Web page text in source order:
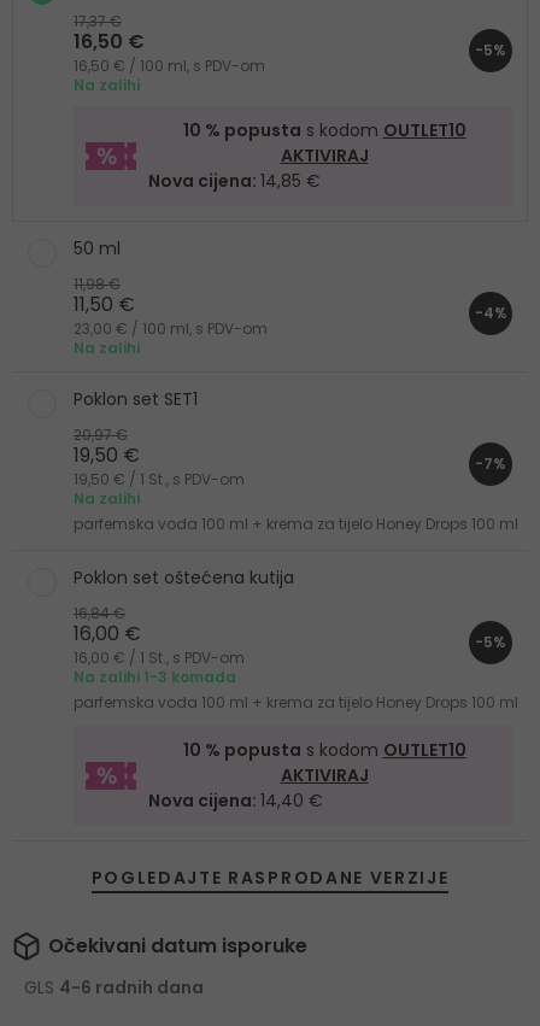
17,37 €
16,50 €
16,50 € / 100 ml, s PDV-om
Na zalihi
-5%
10 % popusta s kodom OUTLET10
AKTIVIRAJ
Nova cijena: 14,85 €
50 ml
11,98 €
11,50 €
23,00 € / 100 ml, s PDV-om
Na zalihi
-4%
Poklon set SET1
parfemska voda 100 ml + krema za tijelo Honey Drops 100 ml
20,97 €
19,50 €
19,50 € / 1 St., s PDV-om
Na zalihi
-7%
Poklon set oštećena kutija
parfemska voda 100 ml + krema za tijelo Honey Drops 100 ml
16,84 €
16,00 €
16,00 € / 1 St., s PDV-om
Na zalihi 1-3 komada
-5%
10 % popusta s kodom OUTLET10
AKTIVIRAJ
Nova cijena: 14,40 €
POGLEDAJTE RASPRODANE VERZIJE
Očekivani datum isporuke
GLS 4-6 radnih dana